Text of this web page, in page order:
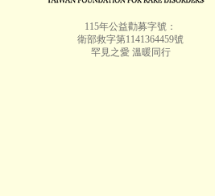
115年公益勸募字號：
衛部救字第1141364459號
罕見之愛 溫暖同行